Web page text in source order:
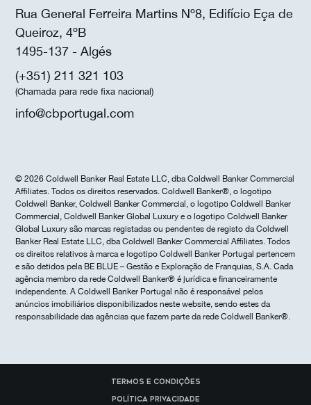
Rua General Ferreira Martins Nº8, Edifício Eça de
Queiroz, 4ºB
1495-137 - Algés
(+351) 211 321 103
(Chamada para rede fixa nacional)
info@cbportugal.com
© 2026 Coldwell Banker Real Estate LLC, dba Coldwell Banker Commercial
Affiliates. Todos os direitos reservados. Coldwell Banker®, o logotipo
Coldwell Banker, Coldwell Banker Commercial, o logotipo Coldwell Banker
Commercial, Coldwell Banker Global Luxury e o logotipo Coldwell Banker
Global Luxury são marcas registadas ou pendentes de registo da Coldwell
Banker Real Estate LLC, dba Coldwell Banker Commercial Affiliates. Todos
os direitos relativos à marca e logotipo Coldwell Banker Portugal pertencem
e são detidos pela BE BLUE – Gestão e Exploração de Franquias, S.A. Cada
agência membro da rede Coldwell Banker® é jurídica e financeiramente
independente. A Coldwell Banker Portugal não é responsável pelos
anúncios imobiliários disponibilizados neste website, sendo estes da
responsabilidade das agências que fazem parte da rede Coldwell Banker®.
Termos e Condições
Política Privacidade